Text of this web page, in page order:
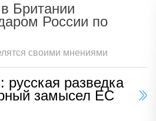
Британии
России по
своими мнениями
русская разведка
замысел ЕС